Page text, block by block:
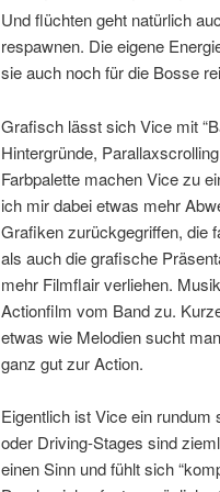
Und flüchten geht natürlich
respawnen. Die eigene
sie auch noch für die Bosse
Grafisch lässt sich Vice mit
Hintergründe,
Farbpalette machen Vice zu
ich mir dabei etwas mehr
Grafiken zurückgegriffen, die
als auch die grafische
mehr Filmflair verliehen.
Actionfilm vom Band zu.
etwas wie Melodien sucht
ganz gut zur Action.
Eigentlich ist Vice ein
oder Driving-Stages sind
einen Sinn und fühlt sich